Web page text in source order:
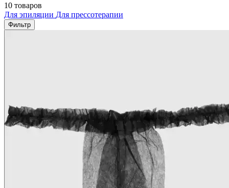
10 товаров
Для эпиляции Для прессотерапии
Фильтр